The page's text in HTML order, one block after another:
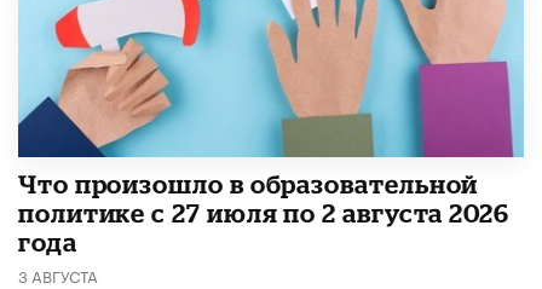
​Что произошло в образовательной
политике с 27 июля по 2 августа 2026
года
3 АВГУСТА